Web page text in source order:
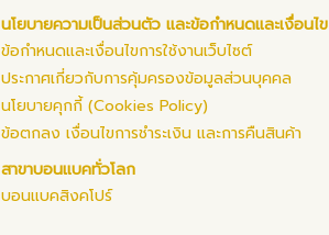
นโยบายความเป็นส่วนตัว และข้อกำหนดและเงื่อนไข
ข้อกำหนดและเงื่อนไขการใช้งานเว็บไซต์
ประกาศเกี่ยวกับการคุ้มครองข้อมูลส่วนบุคคล
นโยบายคุกกี้ (Cookies Policy)
ข้อตกลง เงื่อนไขการชำระเงิน และการคืนสินค้า
สาขาบอนแบคทั่วโลก
บอนแบคสิงคโปร์